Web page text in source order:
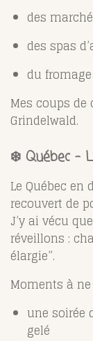
des
des spas
du
Mes coups de
Grindelwald.
❄️ Québec –
Le Québec en
recouvert de
J’y ai vécu
réveillons :
élargie”.
Moments à
une soirée
gelé